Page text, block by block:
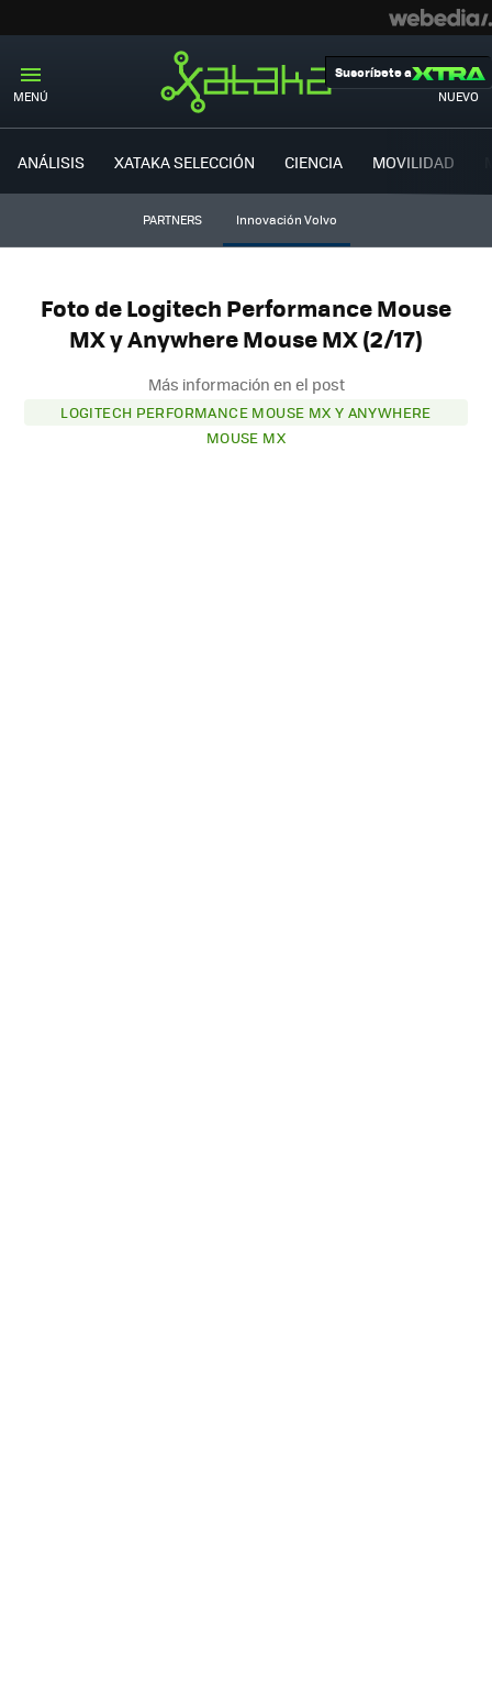
MENÚ NUEVO
Suscríbete a
ANÁLISIS XATAKA SELECCIÓN CIENCIA MOVILIDAD
PARTNERS Innovación Volvo
Foto de Logitech Performance Mouse
MX y Anywhere Mouse MX (2/17)
Más información en el post
LOGITECH PERFORMANCE MOUSE MX Y ANYWHERE
MOUSE MX